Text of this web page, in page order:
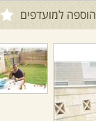
הוספה למועדפים